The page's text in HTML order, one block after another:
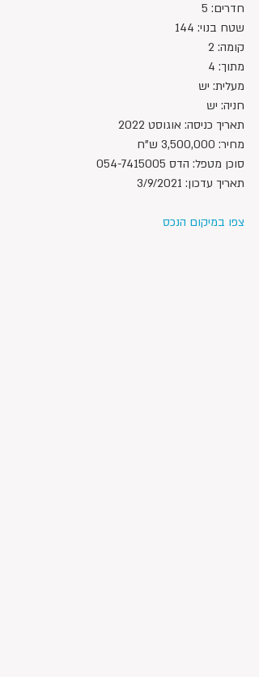
חדרים: 5
שטח בנוי: 144
קומה: 2
מתוך: 4
מעלית: יש
חניה: יש
תאריך כניסה: אוגוסט 2022
מחיר: 3,500,000 ש"ח
סוכן מטפל: הדס 054-7415005
תאריך עדכון: 3/9/2021
צפו במיקום הנכס